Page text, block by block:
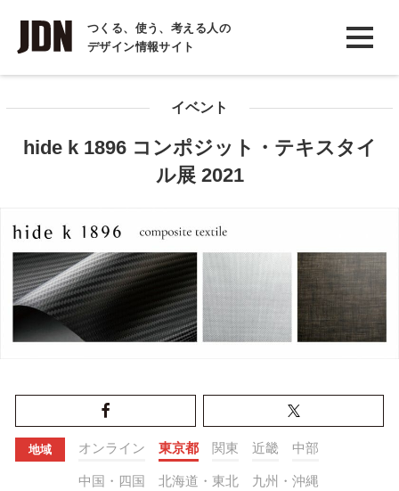
つくる、使う、考える人の
デザイン情報サイト
INTERVIEW
インタビュー
イベント
hide k 1896 コンポジット・テキスタイ
ル展 2021
地域 オンライン 東京都 関東 近畿 中部
中国・四国 北海道・東北 九州・沖縄